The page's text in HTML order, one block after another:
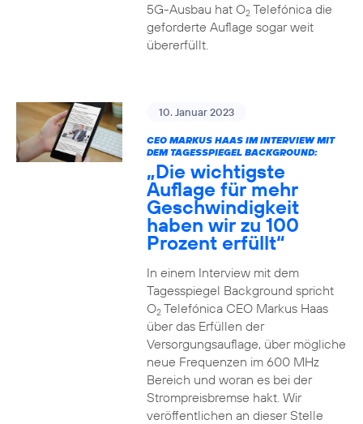
5G-Ausbau hat O2Telefónica die
geforderte Auflage sogar weit
übererfüllt.
10. Januar 2023
CEO MARKUS HAAS IM INTERVIEW MIT
DEM TAGESSPIEGEL BACKGROUND:
„Die wichtigste
Auflage für mehr
Geschwindigkeit
haben wir zu 100
Prozent erfüllt“
In einem Interview mit dem
Tagesspiegel Background spricht
O2Telefónica CEO Markus Haas
über das Erfüllen der
Versorgungsauflage, über mögliche
neue Frequenzen im 600 MHz
Bereich und woran es bei der
Strompreisbremse hakt. Wir
veröffentlichen an dieser Stelle